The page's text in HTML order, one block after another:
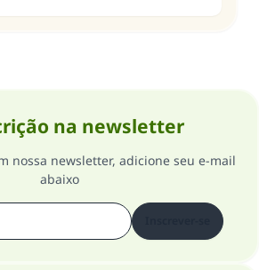
na newsletter
nossa newsletter, adicione seu e-mail
abaixo